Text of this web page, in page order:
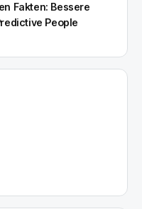
Fakten: Bessere
People